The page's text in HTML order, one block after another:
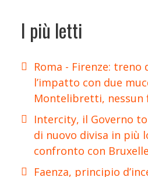
I più letti
Roma - Firenze: treno
l’impatto con due
Montelibretti, nessun
Intercity, il Governo
di nuovo divisa in più
confronto con
Faenza, principio